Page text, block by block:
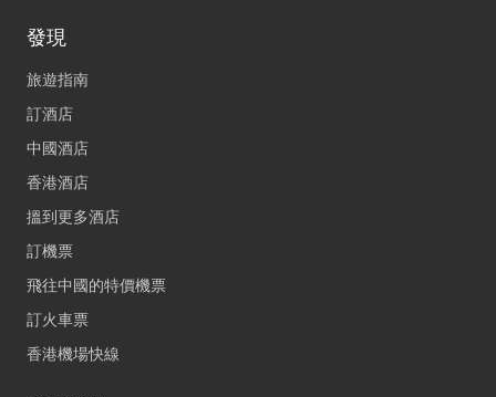
發現
旅遊指南
訂酒店
中國酒店
香港酒店
搵到更多酒店
訂機票
飛往中國的特價機票
訂火車票
香港機場快線